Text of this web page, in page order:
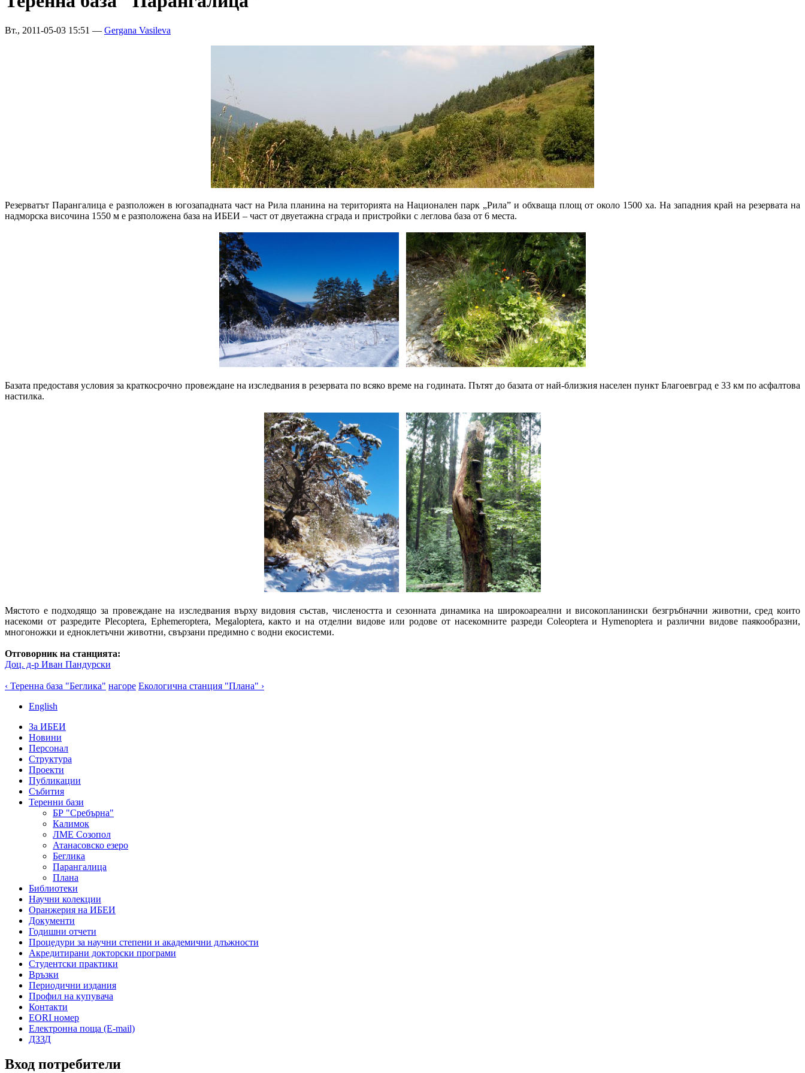
Вт., 2011-05-03 15:51 — Gergana Vasileva
Резерватът Парангалица е разположен в югозападната част на Рила планина на територията на Национален парк „Рила” и обхваща площ от около 1500 ха. На западния край на резервата на
надморска височина 1550 м е разположена база на ИБЕИ – част от двуетажна сграда и пристройки с леглова база от 6 места.
Базата предоставя условия за краткосрочно провеждане на изследвания в резервата по всяко време на годината. Пътят до базата от най-близкия населен пункт Благоевград е 33 км по асфалтова
настилка.
Мястото е подходящо за провеждане на изследвания върху видовия състав, числеността и сезонната динамика на широкоареални и високопланински безгръбначни животни, сред които
насекоми от разредите Plecoptera, Ephemeroptera, Megaloptera, както и на отделни видове или родове от насекомните разреди Coleoptera и Hymenoptera и различни видове паякообразни,
многоножки и едноклетъчни животни, свързани предимно с водни екосистеми.
Отговорник на станцията:
Доц. д-р Иван Пандурски
‹ Теренна база "Беглика" нагоре Екологична станция "Плана" ›
English
За ИБЕИ
Новини
Персонал
Структура
Проекти
Публикации
Събития
Теренни бази
БР "Сребърна"
Калимок
ЛME Созопол
Атанасовско езеро
Беглика
Парангалица
Плана
Библиотеки
Научни колекции
Оранжерия на ИБЕИ
Документи
Годишни отчети
Процедури за научни степени и академични длъжности
Акредитирани докторски програми
Студентски практики
Връзки
Периодични издания
Профил на купувача
Контакти
EORI номер
Електронна поща (E-mail)
ДЗЗД
Вход потребители